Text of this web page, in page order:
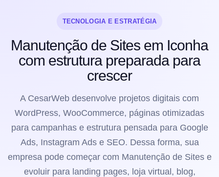
TECNOLOGIA E ESTRATÉGIA
Manutenção de Sites em Iconha
com estrutura preparada para
crescer
A CesarWeb desenvolve projetos digitais com
WordPress, WooCommerce, páginas otimizadas
para campanhas e estrutura pensada para Google
Ads, Instagram Ads e SEO. Dessa forma, sua
empresa pode começar com Manutenção de Sites e
evoluir para landing pages, loja virtual, blog,